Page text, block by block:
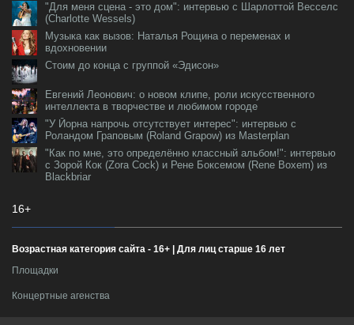
"Для меня сцена - это дом": интервью с Шарлоттой Весселс
(Charlotte Wessels)
Музыка как вызов: Наталья Рощина о переменах и
вдохновении
Стоим до конца с группой «Эдисон»
Евгений Леонович: о новом клипе, роли искусственного
интеллекта в творчестве и любимом городе
"У Йорна напрочь отсутствует интерес": интервью с
Роландом Граповым (Roland Grapow) из Masterplan
"Как по мне, это определённо классный альбом!": интервью
с Зорой Кок (Zora Cock) и Рене Боксемом (Rene Boxem) из
Blackbriar
16+
Возрастная категория сайта - 16+ | Для лиц старше 16 лет
Площадки
Концертные агенства